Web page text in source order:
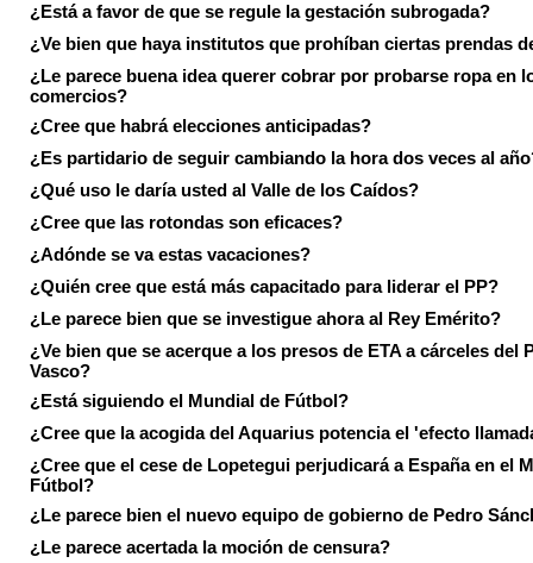
¿Está a favor de que se regule la gestación subrogada?
¿Ve bien que haya institutos que prohíban ciertas prendas
¿Le parece buena idea querer cobrar por probarse ropa en
comercios?
¿Cree que habrá elecciones anticipadas?
¿Es partidario de seguir cambiando la hora dos veces al
¿Qué uso le daría usted al Valle de los Caídos?
¿Cree que las rotondas son eficaces?
¿Adónde se va estas vacaciones?
¿Quién cree que está más capacitado para liderar el PP?
¿Le parece bien que se investigue ahora al Rey Emérito?
¿Ve bien que se acerque a los presos de ETA a cárceles del
Vasco?
¿Está siguiendo el Mundial de Fútbol?
¿Cree que la acogida del Aquarius potencia el 'efecto
¿Cree que el cese de Lopetegui perjudicará a España en el
Fútbol?
¿Le parece bien el nuevo equipo de gobierno de Pedro
¿Le parece acertada la moción de censura?